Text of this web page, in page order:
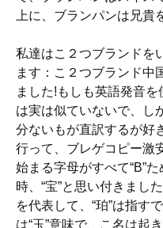
上に、ブランパンは兄貴
私達はこ２つブランドを
ます：こ２つブランド中
ました!もしも英語発音
は実は似ていないで、し
分ないもが直訳するが好
行って、ブレゲコピー激
始まる字母がすべて“B”
時、“宝”と思い付きまし
を代表して、“珀”は指す
は“玉”意味で、こ名は起